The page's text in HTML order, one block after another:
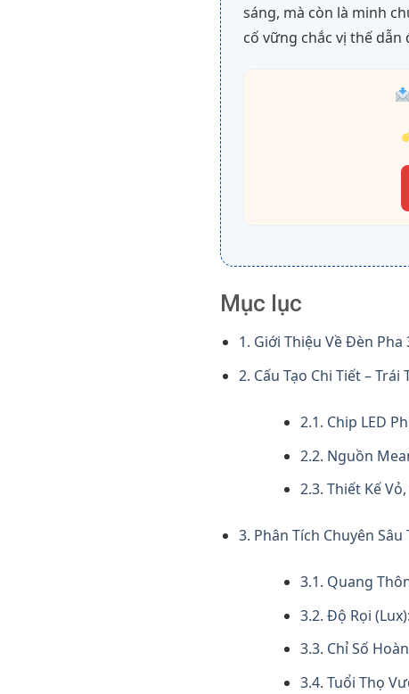
sáng, mà còn là minh
cố vững chắc vị thế
Mục lục
1. Giới Thiệu Về Đèn
2. Cấu Tạo Chi Tiết –
2.1. Chip LED
2.2. Nguồn
2.3. Thiết Kế
3. Phân Tích Chuyên
3.1. Quang
3.2. Độ Rọi
3.3. Chỉ Số
3.4. Tuổi Thọ